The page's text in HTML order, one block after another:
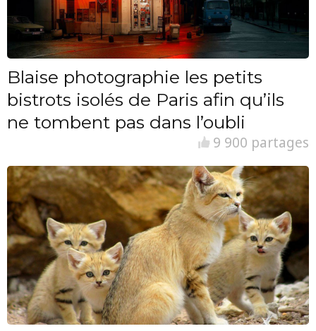
Blaise photographie les petits
bistrots isolés de Paris afin qu’ils
ne tombent pas dans l’oubli
9 900 partages